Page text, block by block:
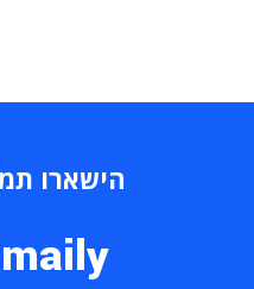
הישארו
maily